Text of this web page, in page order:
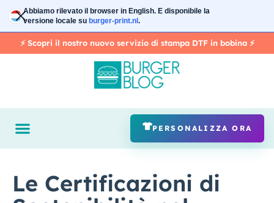
Vai
contenuto
Abbiamo rilevato il browser in English. E disponibile la
versione locale su burger-print.nl .
⚡️ Scopri il nostro nuovo servizio di stampa DTF in bobina ⚡️
PERSONALIZZA ORA
Le Certificazioni di